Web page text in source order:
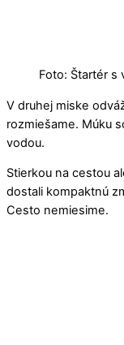
Foto: Štartér s
V druhej miske
rozmiešame. Múku
vodou.
Stierkou na cestou
dostali kompaktnú
Cesto nemiesime.